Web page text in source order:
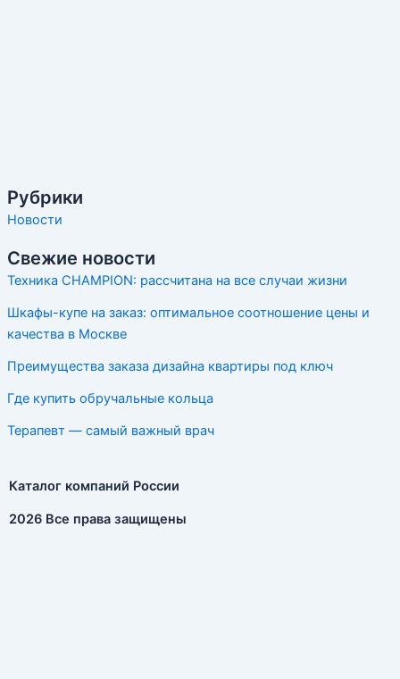
Рубрики
Новости
Свежие новости
Техника CHAMPION: рассчитана на все случаи жизни
Шкафы-купе на заказ: оптимальное соотношение цены и
качества в Москве
Преимущества заказа дизайна квартиры под ключ
Где купить обручальные кольца
Терапевт — самый важный врач
Каталог компаний России
2026 Все права защищены